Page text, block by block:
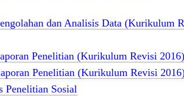
dan Analisis Data (Kurikulum
Penelitian (Kurikulum Revisi 2016)
Penelitian (Kurikulum Revisi
Penelitian Sosial